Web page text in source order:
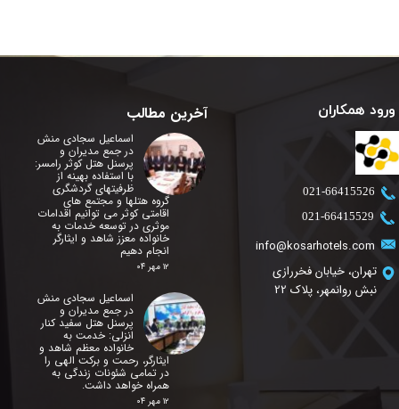
info@kosarhotels.com
تهران، خیابان فخررازی
نبش روانمهر، پلاک 22
​021-66415526
​021-66415529
آخرین مطالب
اسماعیل سجادی منش
در جمع مدیران و
پرسنل هتل کوثر رامسر:
با استفاده بهینه از
ظرفیتهای گردشگری
گروه هتلها و مجتمع های
اقامتی کوثر می توانیم اقدامات
موثری در توسعه خدمات به
خانواده معزز شاهد و ایثارگر
انجام دهیم
۱۲ مهر ۰۴
اسماعیل سجادی منش
در جمع مدیران و
پرسنل هتل سفید کنار
انزلی: خدمت به
خانواده معظم شاهد و
ایثارگر، رحمت و برکت الهی را
در تمامی شئونات زندگی به
همراه خواهد داشت.
۱۲ مهر ۰۴
ورود همکاران